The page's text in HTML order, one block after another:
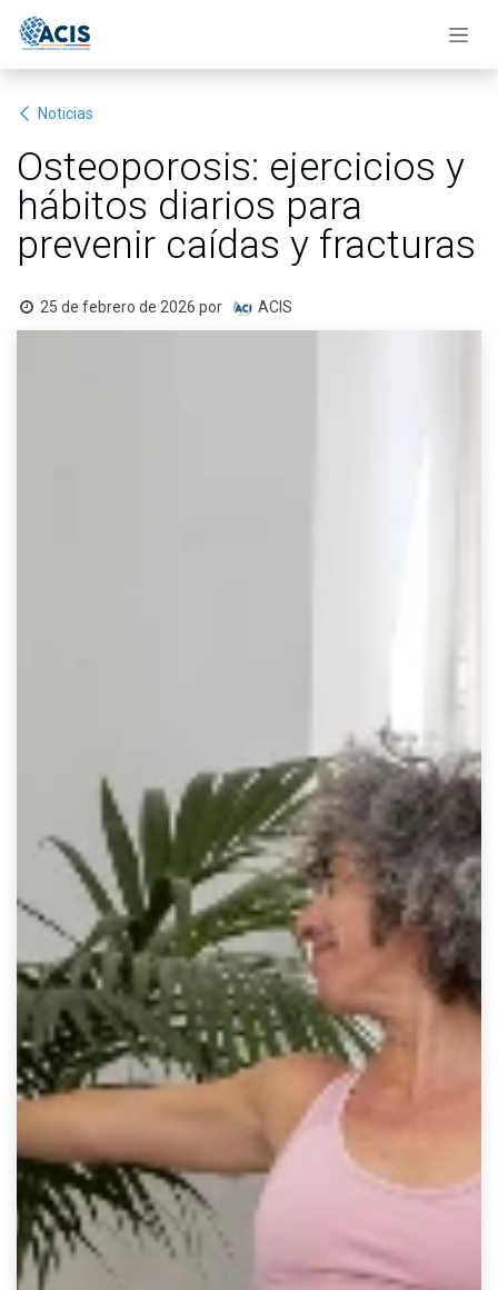
Noticias
Osteoporosis: ejercicios y
hábitos diarios para
prevenir caídas y fracturas
25 de febrero de 2026 por ACIS